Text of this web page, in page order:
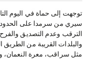
توجهت إلى حماة في اليوم
سيري من سرمدا على
الترقب وعدم التصديق
مثل سراقب، معرة النعمان،